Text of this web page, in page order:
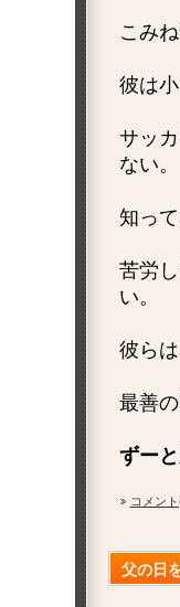
こみ
彼は
サッ
ない。
知っ
苦労
い。
彼ら
最善の
ずー
コメン
父の日